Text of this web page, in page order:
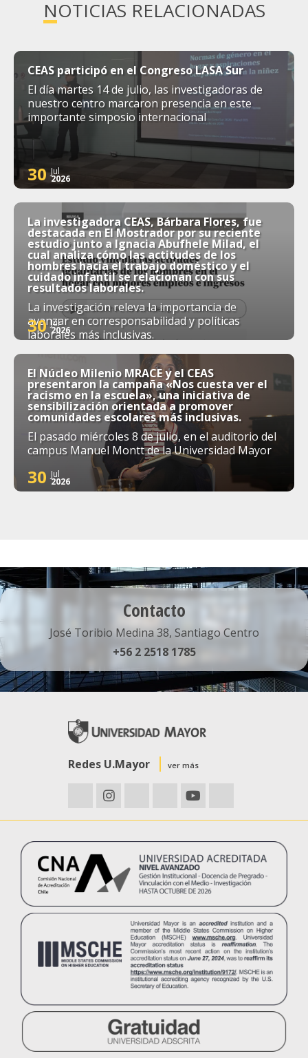
NOTICIAS RELACIONADAS
CEAS participó en el Congreso LASA Sur
El día martes 14 de julio, las investigadoras de
nuestro centro marcaron presencia en este
importante simposio internacional
30 Jul
2026
La investigadora CEAS, Bárbara Flores, fue
destacada en El Mostrador por su reciente
estudio junto a Ignacia Abufhele Milad, el
cual analiza cómo las actitudes de los
hombres hacia el trabajo doméstico y el
cuidado infantil se relacionan con sus
resultados laborales.
La investigación releva la importancia de
avanzar en corresponsabilidad y políticas
laborales más inclusivas.
30 Jul
2026
El Núcleo Milenio MRACE y el CEAS
presentaron la campaña «Nos cuesta ver el
racismo en la escuela», una iniciativa de
sensibilización orientada a promover
comunidades escolares más inclusivas.
El pasado miércoles 8 de julio, en el auditorio del
campus Manuel Montt de la Universidad Mayor
30 Jul
2026
Contacto
José Toribio Medina 38, Santiago Centro
+56 2 2518 1785
Redes U.Mayor ver más